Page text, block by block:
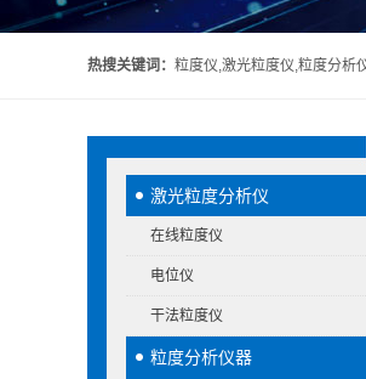
热搜关键词： 粒度仪,激光粒度仪,粒度分析
激光粒度分析仪
在线粒度仪
电位仪
干法粒度仪
粒度分析仪器